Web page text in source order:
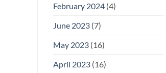
February 2024(4)
June 2023(7)
May 2023(16)
April 2023(16)